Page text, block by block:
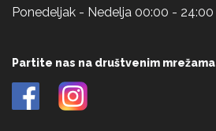
Ponedeljak - Nedelja 00:00 - 24:00
Partite nas na društvenim mrežama